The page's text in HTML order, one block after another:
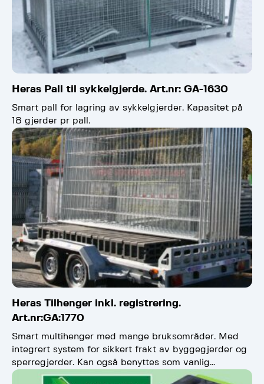
Heras Pall til sykkelgjerde. Art.nr: GA-1630
Smart pall for lagring av sykkelgjerder. Kapasitet på
18 gjerder pr pall.
Heras Tilhenger inkl. registrering.
Art.nr:GA:1770
Smart multihenger med mange bruksområder. Med
integrert system for sikkert frakt av byggegjerder og
sperregjerder. Kan også benyttes som vanlig
varehenger.